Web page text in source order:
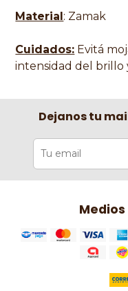
Material: Zamak
Cuidados: Evitá
intensidad del
Dejanos tu